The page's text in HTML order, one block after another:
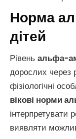
Норма
дітей
Рівень альфа-
дорослих через
фізіологічні
вікові норми
інтерпретувати
виявляти